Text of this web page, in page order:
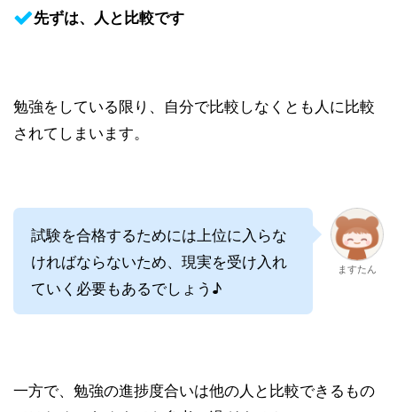
先ずは、人と比較です
勉強をしている限り、自分で比較しなくとも人に比較
されてしまいます。
試験を合格するためには上位に入らな
ければならないため、現実を受け入れ
ていく必要もあるでしょう♪
ますたん
一方で、勉強の進捗度合いは他の人と比較できるもの